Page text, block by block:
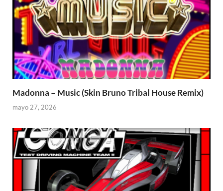
Madonna – Music (Skin Bruno Tribal House Remix)
mayo 27, 2026